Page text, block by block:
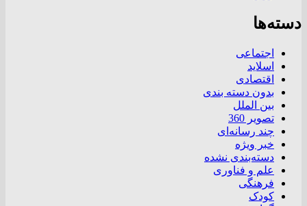
دسته‌ها
اجتماعی
اسلاید
اقتصادی
بدون دسته بندی
بین الملل
تصویر 360
چند رسانه‌ای
خبر ویژه
دسته‌بندی نشده
علم و فناوری
فرهنگی
کودک